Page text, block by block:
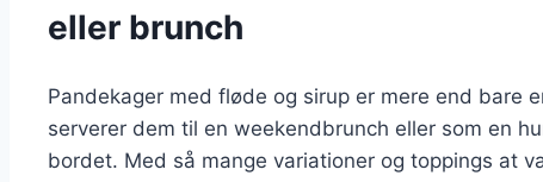
eller brunch
Pandekager med fløde og sirup er mere end bare
serverer dem til en weekendbrunch eller som en
bordet. Med så mange variationer og toppings at